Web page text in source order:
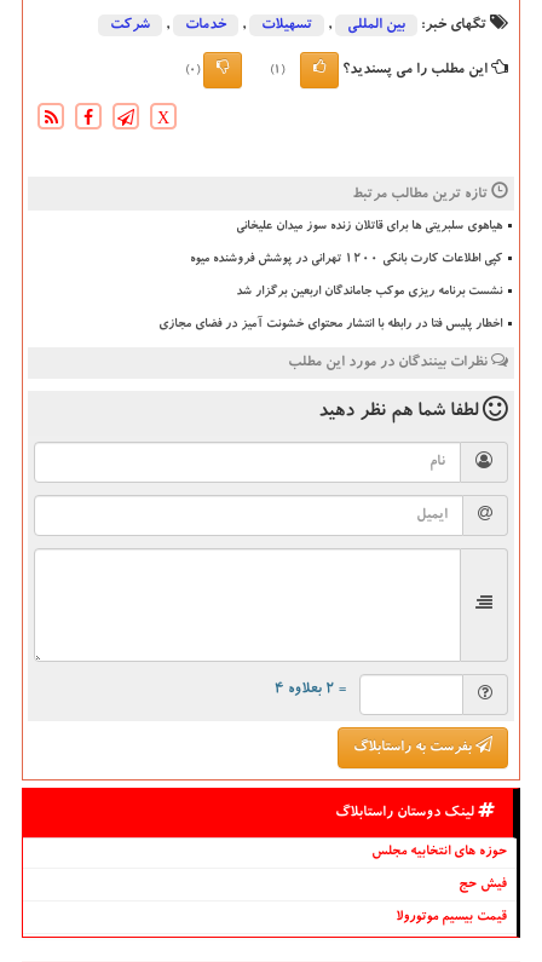
تگهای خبر: بین المللی , تسهیلات , خدمات , شركت
این مطلب را می پسندید؟ (1)
(0)
X
تازه ترین مطالب مرتبط
هیاهوی سلبریتی ها برای قاتلان زنده سوز میدان علیخانی
کپی اطلاعات کارت بانکی ۱۲۰۰ تهرانی در پوشش فروشنده میوه
نشست برنامه ریزی موکب جاماندگان اربعین برگزار شد
اخطار پلیس فتا در رابطه با انتشار محتوای خشونت آمیز در فضای مجازی
نظرات بینندگان در مورد این مطلب
لطفا شما هم نظر دهید
= ۲ بعلاوه ۴
بفرست به راستابلاگ
لینک دوستان راستابلاگ
حوزه های انتخابیه مجلس
فیش حج
قیمت بیسیم موتورولا